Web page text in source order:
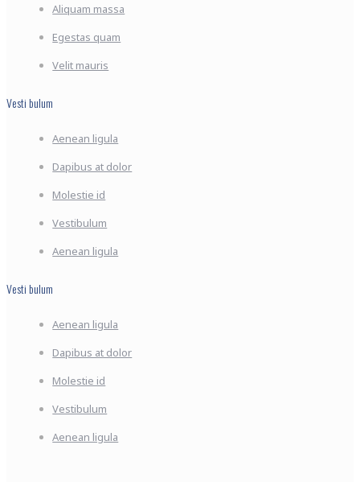
Aliquam massa
Egestas quam
Velit mauris
Vesti bulum
Aenean ligula
Dapibus at dolor
Molestie id
Vestibulum
Aenean ligula
Vesti bulum
Aenean ligula
Dapibus at dolor
Molestie id
Vestibulum
Aenean ligula